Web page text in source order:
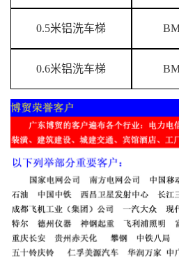
0.5米铝洗车梯
0.6米铝洗车梯